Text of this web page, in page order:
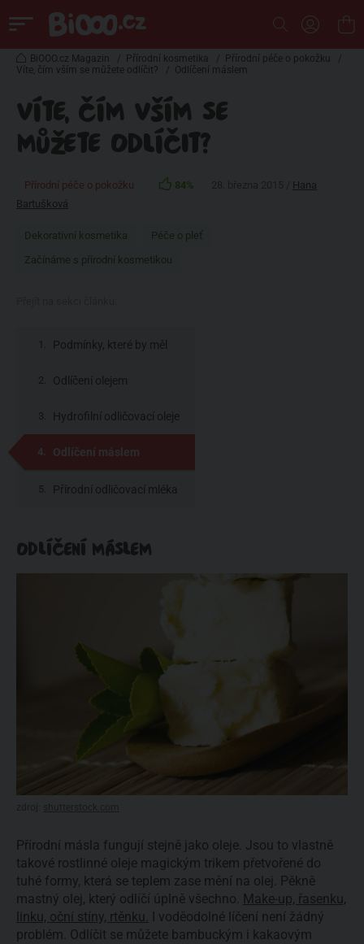
BiOOO.cz Magazin / Přírodní kosmetika / Přírodní péče o pokožku
/
Víte, čím vším se můžete odlíčit?
/ Odlíčení máslem
VÍTE, ČÍM VŠÍM SE
MŮŽETE ODLÍČIT?
Přírodní péče o pokožku 84%
Hana
Bartušková
Dekorativní kosmetika
Péče o pleť
Začínáme s přírodní kosmetikou
Podmínky, které by měl
splňovat dokonalý
odličovač
Odlíčení olejem
Hydrofilní odličovací oleje
Odlíčení máslem
Přírodní odličovací mléka
ODLÍČENÍ MÁSLEM
Přírodní másla fungují stejně jako oleje. Jsou to vlastně
takové rostlinné oleje magickým trikem přetvořené do
tuhé formy, která se teplem zase mění na olej. Pěkně
mastný olej, který odlíčí úplně všechno.
Make-up, řasenku,
linku, oční stíny, rtěnku.
I voděodolné líčení není žádný
problém. Odlíčit se můžete bambuckým i kakaovým